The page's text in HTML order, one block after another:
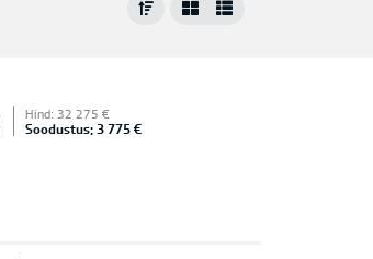
Hind: 32 275 €
Soodustus: 3 775 €